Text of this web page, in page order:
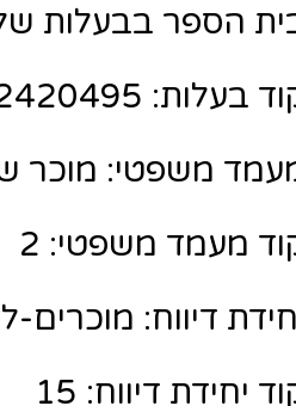
הספר בבעלות
בעלות: 2420495
משפטי: מוכר
מעמד משפטי: 2
דיווח: מוכרים-
יחידת דיווח: 15